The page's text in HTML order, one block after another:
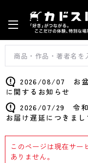
2026/08/07 お盆
に関するお知らせ
2026/07/29 令和
お届け遅延につきまし
このページは現在サー
ありません。